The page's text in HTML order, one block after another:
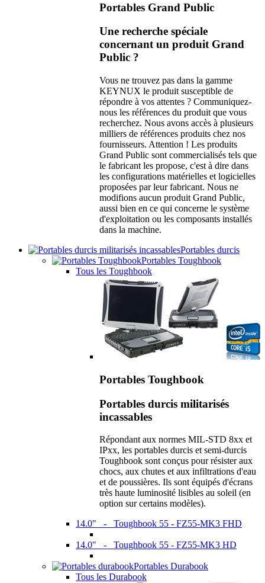
Portables Grand Public
Une recherche spéciale
concernant un produit Grand
Public ?
Vous ne trouvez pas dans la gamme
KEYNUX le produit susceptible de
répondre à vos attentes ? Communiquez-
nous les références du produit que vous
recherchez. Nous avons accès à plusieurs
milliers de références produits chez nos
fournisseurs. Attention ! Les produits
Grand Public sont commercialisés tels que
le fabricant les propose, c'est à dire dans
les configurations matérielles et logicielles
proposées par leur fabricant. Nous ne
modifions aucun produit Grand Public,
aussi bien en ce qui concerne le système
d'exploitation ou les composants installés
dans la machine.
Portables durcis
Portables Toughbook
Tous les Toughbook
Portables Toughbook
Portables durcis militarisés
incassables
Répondant aux normes MIL-STD 8xx et
IPxx, les portables durcis et semi-durcis
Toughbook sont conçus pour résister aux
chocs, aux chutes et aux infiltrations d'eau
et de poussières. Ils sont équipés d'écrans
très haute luminosité lisibles au soleil (en
option sur certains modèles).
14.0" - Toughbook 55 - FZ55-MK3 FHD
14.0" - Toughbook 55 - FZ55-MK3 HD
Portables Durabook
Tous les Durabook